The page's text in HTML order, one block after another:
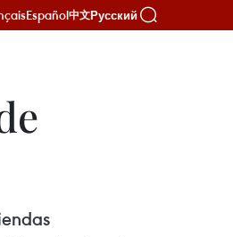
Español中文Русский